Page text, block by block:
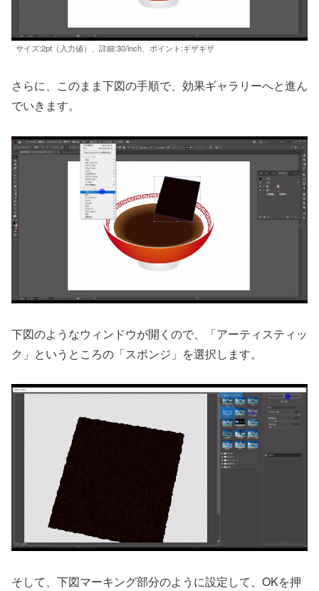
サイズ:2pt（入力値）、詳細:30/inch、ポイント:ギザギザ
さらに、このまま下図の手順で、効果ギャラリーへと進ん
でいきます。
下図のようなウィンドウが開くので、「アーティスティッ
ク」というところの「スポンジ」を選択します。
そして、下図マーキング部分のように設定して、OKを押